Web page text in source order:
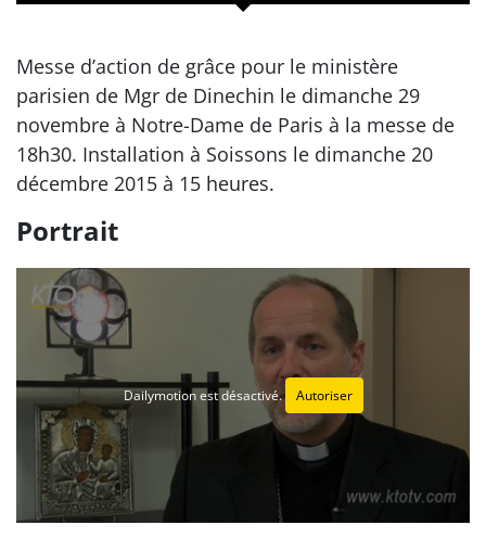
Messe d’action de grâce pour le ministère
parisien de Mgr de Dinechin le dimanche 29
novembre à Notre-Dame de Paris à la messe de
18h30. Installation à Soissons le dimanche 20
décembre 2015 à 15 heures.
Portrait
Dailymotion est désactivé. Autoriser